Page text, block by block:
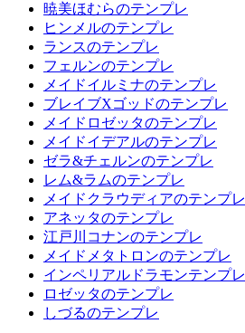
暁美ほむらのテンプレ
ヒンメルのテンプレ
ランスのテンプレ
フェルンのテンプレ
メイドイルミナのテンプレ
ブレイブXゴッドのテンプレ
メイドロゼッタのテンプレ
メイドイデアルのテンプレ
ゼラ&チェルンのテンプレ
レム&ラムのテンプレ
メイドクラウディアのテンプレ
アネッタのテンプレ
江戸川コナンのテンプレ
メイドメタトロンのテンプレ
インペリアルドラモンテンプレ
ロゼッタのテンプレ
しづるのテンプレ